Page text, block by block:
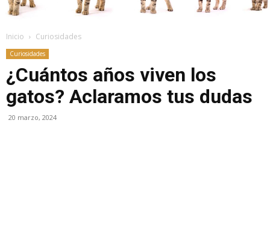
Inicio Curiosidades
Curiosidades
¿Cuántos años viven los
gatos? Aclaramos tus dudas
20 marzo, 2024